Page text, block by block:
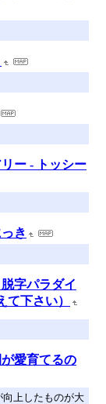
ー - トッシー
き
字パラダイ
下さい）
愛育てるの
上したものが大